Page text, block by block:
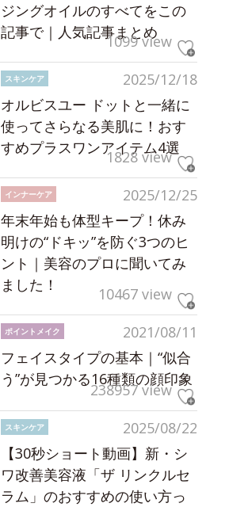
ジングオイルのすべてをこの
記事で｜人気記事まとめ
1099 view
2025/12/18
スキンケア
オルビスユー ドットと一緒に
使ってさらなる美肌に！おす
すめプラスワンアイテム4選
1828 view
2025/12/25
インナーケア
年末年始も体型キープ！休み
明けの“ドキッ”を防ぐ3つのヒ
ント｜美容のプロに聞いてみ
ました！
10467 view
2021/08/11
ポイントメイク
フェイスタイプの基本｜“似合
う”が見つかる16種類の顔印象
238957 view
2025/08/22
スキンケア
【30秒ショート動画】新・シ
ワ改善美容液「ザ リンクルセ
ラム」のおすすめの使い方っ